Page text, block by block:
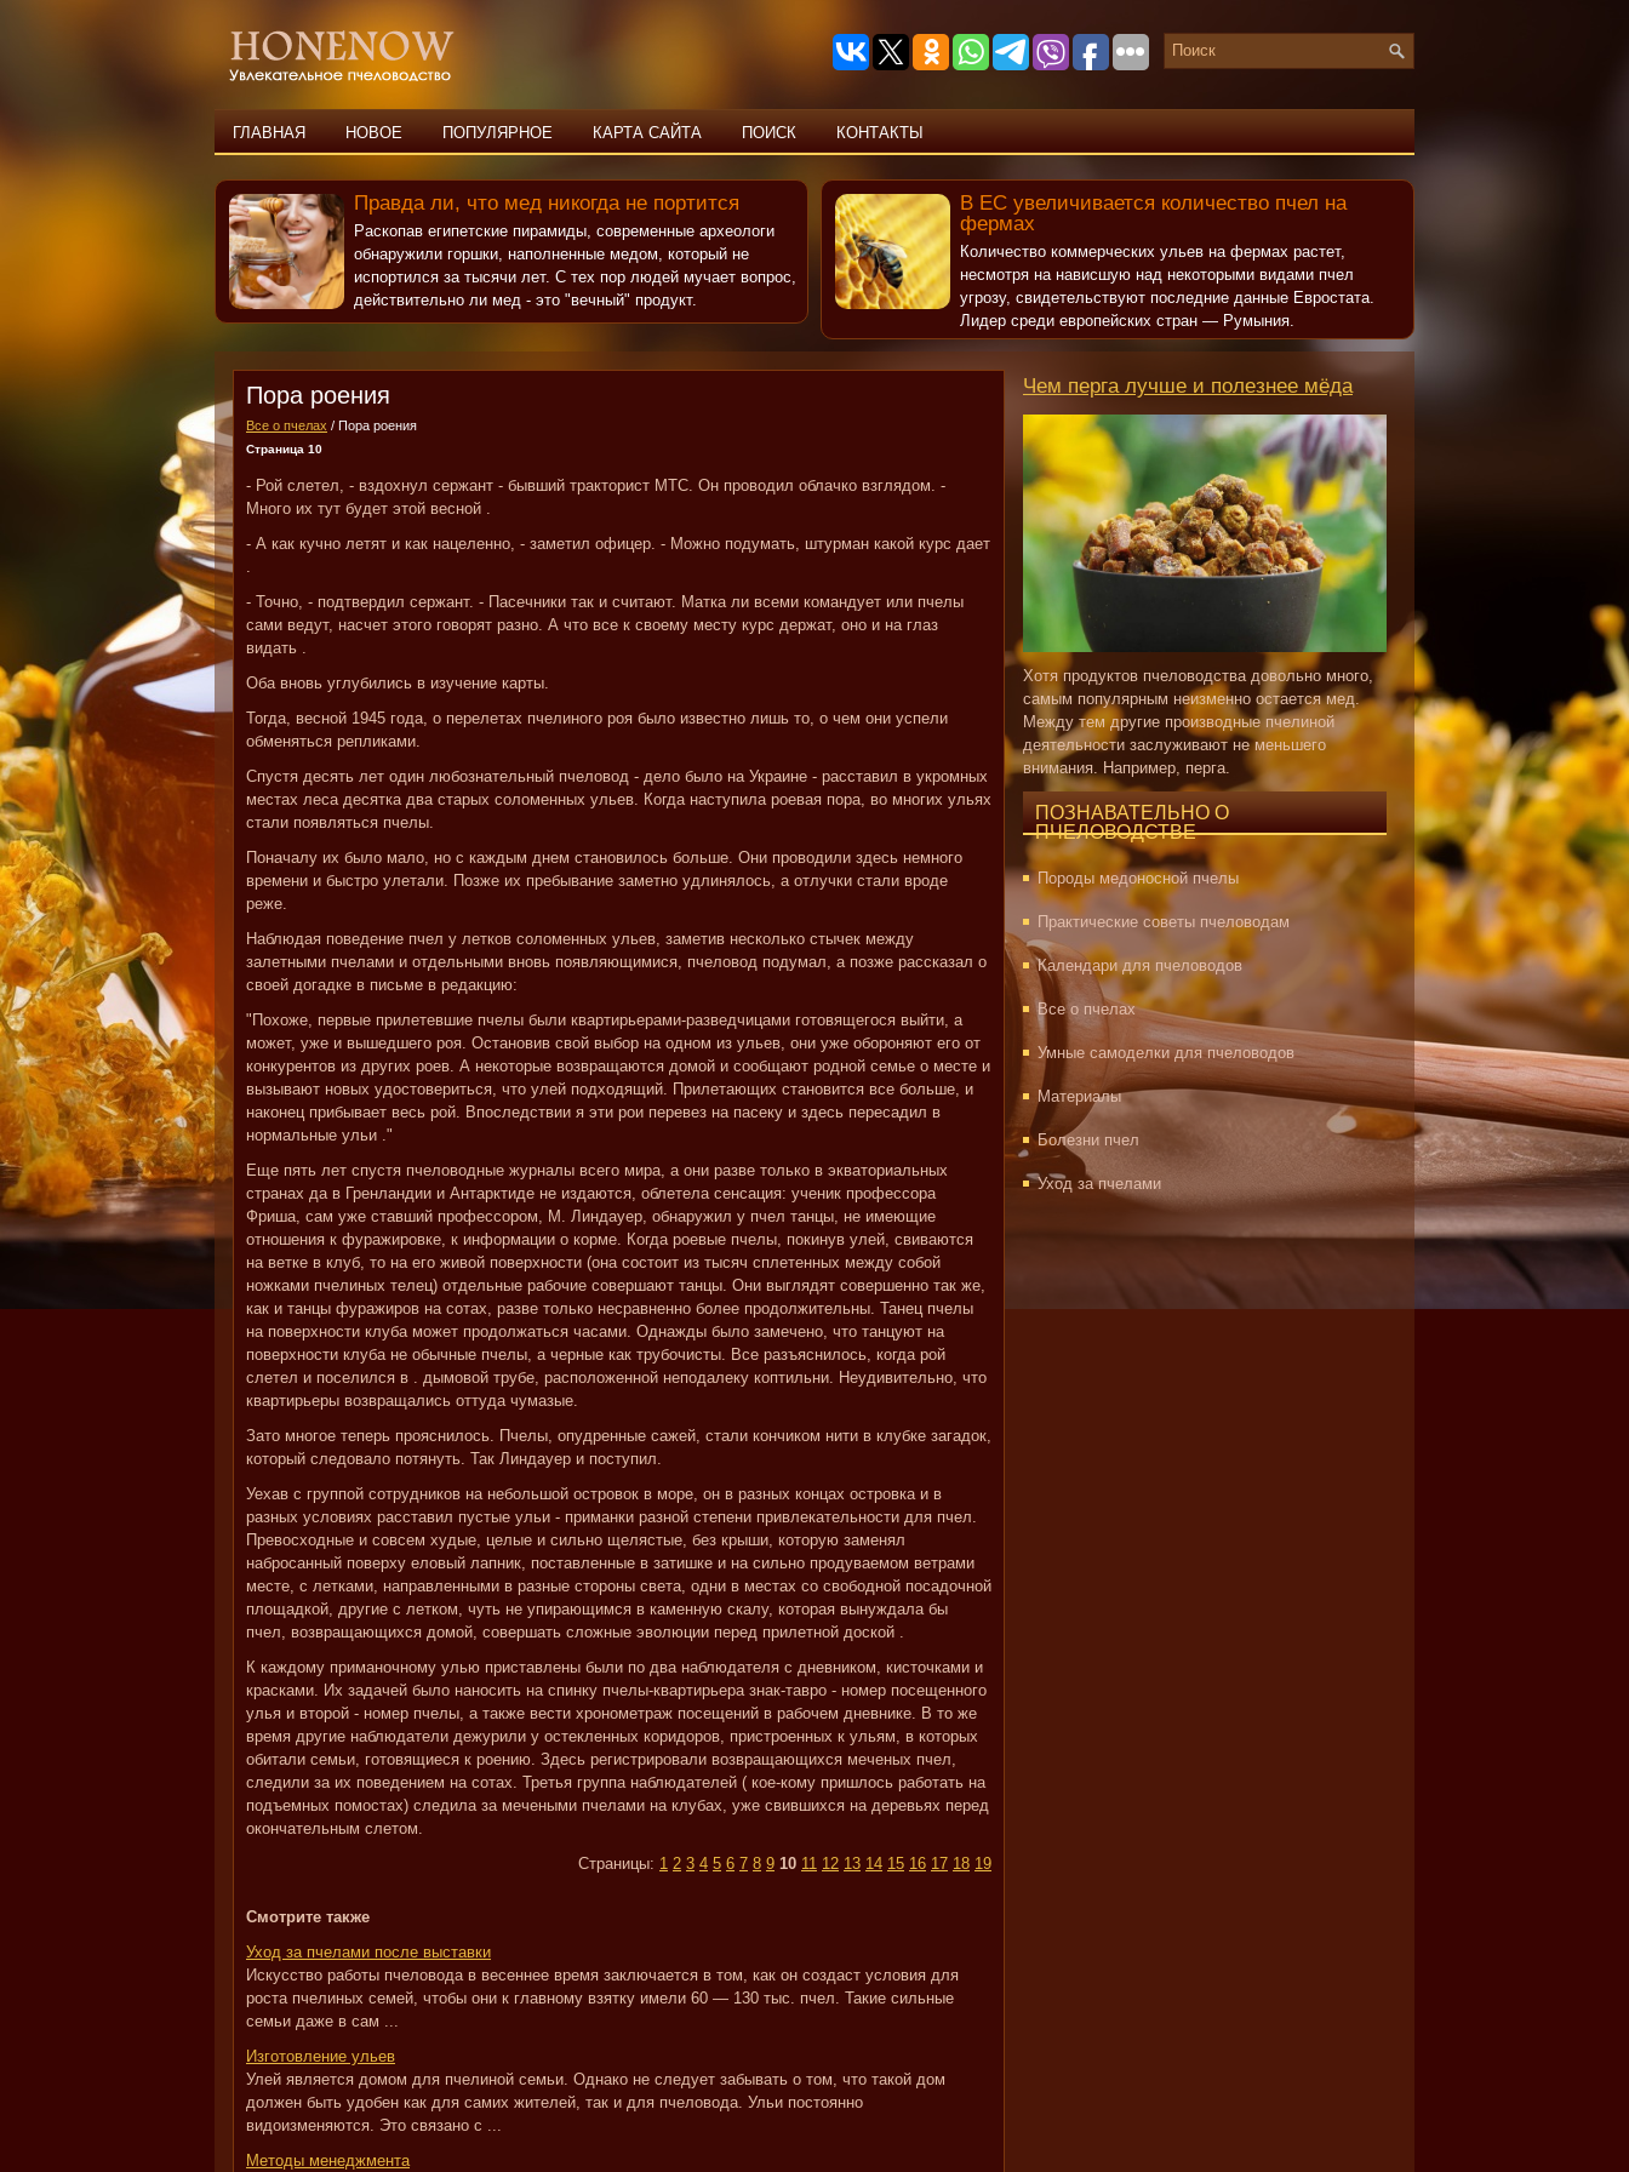
ГЛАВНАЯ НОВОЕ ПОПУЛЯРНОЕ КАРТА САЙТА ПОИСК КОНТАКТЫ
Правда ли, что мед никогда не портится
Раскопав египетские пирамиды, современные археологи
обнаружили горшки, наполненные медом, который не
испортился за тысячи лет. С тех пор людей мучает вопрос,
действительно ли мед - это "вечный" продукт.
В ЕС увеличивается количество пчел на
фермах
Количество коммерческих ульев на фермах растет,
несмотря на нависшую над некоторыми видами пчел
угрозу, свидетельствуют последние данные Евростата.
Лидер среди европейских стран — Румыния.
Пора роения
Все о пчелах / Пора роения
Страница 10
- Рой слетел, - вздохнул сержант - бывший тракторист МТС. Он проводил облачко взглядом. -
Много их тут будет этой весной .
- А как кучно летят и как нацеленно, - заметил офицер. - Можно подумать, штурман какой курс дает
.
- Точно, - подтвердил сержант. - Пасечники так и считают. Матка ли всеми командует или пчелы
сами ведут, насчет этого говорят разно. А что все к своему месту курс держат, оно и на глаз
видать .
Оба вновь углубились в изучение карты.
Тогда, весной 1945 года, о перелетах пчелиного роя было известно лишь то, о чем они успели
обменяться репликами.
Спустя десять лет один любознательный пчеловод - дело было на Украине - расставил в укромных
местах леса десятка два старых соломенных ульев. Когда наступила роевая пора, во многих ульях
стали появляться пчелы.
Поначалу их было мало, но с каждым днем становилось больше. Они проводили здесь немного
времени и быстро улетали. Позже их пребывание заметно удлинялось, а отлучки стали вроде
реже.
Наблюдая поведение пчел у летков соломенных ульев, заметив несколько стычек между
залетными пчелами и отдельными вновь появляющимися, пчеловод подумал, а позже рассказал о
своей догадке в письме в редакцию:
"Похоже, первые прилетевшие пчелы были квартирьерами-разведчицами готовящегося выйти, а
может, уже и вышедшего роя. Остановив свой выбор на одном из ульев, они уже обороняют его от
конкурентов из других роев. А некоторые возвращаются домой и сообщают родной семье о месте и
вызывают новых удостовериться, что улей подходящий. Прилетающих становится все больше, и
наконец прибывает весь рой. Впоследствии я эти рои перевез на пасеку и здесь пересадил в
нормальные ульи ."
Еще пять лет спустя пчеловодные журналы всего мира, а они разве только в экваториальных
странах да в Гренландии и Антарктиде не издаются, облетела сенсация: ученик профессора
Фриша, сам уже ставший профессором, М. Линдауер, обнаружил у пчел танцы, не имеющие
отношения к фуражировке, к информации о корме. Когда роевые пчелы, покинув улей, свиваются
на ветке в клуб, то на его живой поверхности (она состоит из тысяч сплетенных между собой
ножками пчелиных телец) отдельные рабочие совершают танцы. Они выглядят совершенно так же,
как и танцы фуражиров на сотах, разве только несравненно более продолжительны. Танец пчелы
на поверхности клуба может продолжаться часами. Однажды было замечено, что танцуют на
поверхности клуба не обычные пчелы, а черные как трубочисты. Все разъяснилось, когда рой
слетел и поселился в . дымовой трубе, расположенной неподалеку коптильни. Неудивительно, что
квартирьеры возвращались оттуда чумазые.
Зато многое теперь прояснилось. Пчелы, опудренные сажей, стали кончиком нити в клубке загадок,
который следовало потянуть. Так Линдауер и поступил.
Уехав с группой сотрудников на небольшой островок в море, он в разных концах островка и в
разных условиях расставил пустые ульи - приманки разной степени привлекательности для пчел.
Превосходные и совсем худые, целые и сильно щелястые, без крыши, которую заменял
набросанный поверху еловый лапник, поставленные в затишке и на сильно продуваемом ветрами
месте, с летками, направленными в разные стороны света, одни в местах со свободной посадочной
площадкой, другие с летком, чуть не упирающимся в каменную скалу, которая вынуждала бы
пчел, возвращающихся домой, совершать сложные эволюции перед прилетной доской .
К каждому приманочному улью приставлены были по два наблюдателя с дневником, кисточками и
красками. Их задачей было наносить на спинку пчелы-квартирьера знак-тавро - номер посещенного
улья и второй - номер пчелы, а также вести хронометраж посещений в рабочем дневнике. В то же
время другие наблюдатели дежурили у остекленных коридоров, пристроенных к ульям, в которых
обитали семьи, готовящиеся к роению. Здесь регистрировали возвращающихся меченых пчел,
следили за их поведением на сотах. Третья группа наблюдателей ( кое-кому пришлось работать на
подъемных помостах) следила за мечеными пчелами на клубах, уже свившихся на деревьях перед
окончательным слетом.
Страницы: 1 2 3 4 5 6 7 8 9 10 11 12 13 14 15 16 17 18 19
Смотрите также
Уход за пчелами после выставки
Искусство работы пчеловода в весеннее время заключается в том, как он создаст условия для
роста пчелиных семей, чтобы они к главному взятку имели 60 — 130 тыс. пчел. Такие сильные
семьи даже в сам ...
Изготовление ульев
Улей является домом для пчелиной семьи. Однако не следует забывать о том, что такой дом
должен быть удобен как для самих жителей, так и для пчеловода. Ульи постоянно
видоизменяются. Это связано с ...
Методы менеджмента
Чем перга лучше и полезнее мёда
Хотя продуктов пчеловодства довольно много,
самым популярным неизменно остается мед.
Между тем другие производные пчелиной
деятельности заслуживают не меньшего
внимания. Например, перга.
ПОЗНАВАТЕЛЬНО О
ПЧЕЛОВОДСТВЕ
Породы медоносной пчелы
Практические советы пчеловодам
Календари для пчеловодов
Все о пчелах
Умные самоделки для пчеловодов
Материалы
Болезни пчел
Уход за пчелами